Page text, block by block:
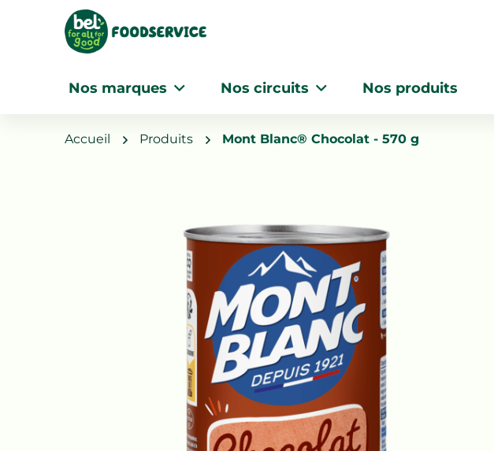
Nos marques Nos circuits Nos produits
Accueil Produits Mont Blanc® Chocolat - 570 g